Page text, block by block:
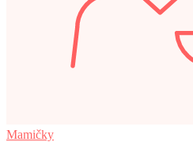
Mamičky